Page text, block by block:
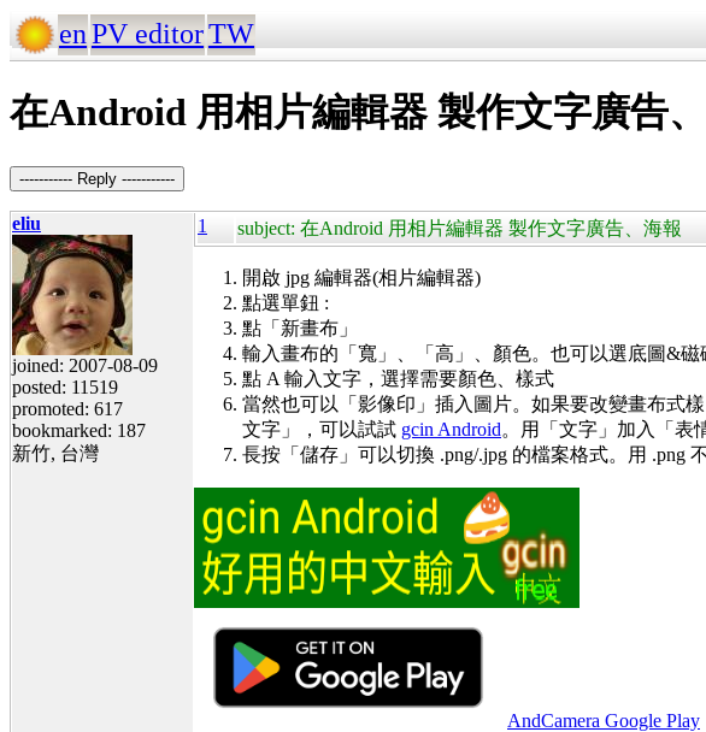
enPV editorTW
在Android 用相片編輯器 製作文字廣告
----------- Reply -----------
eliu
joined: 2007-08-09
posted: 11519
promoted: 617
bookmarked: 187
新竹, 台灣
1 subject: 在Android 用相片編輯器 製作文字廣告、海報
開啟 jpg 編輯器(相片編輯器)
點選單鈕 :
點「新畫布」
輸入畫布的「寬」、「高」、顏色。也可以選底圖&磁
點 A 輸入文字，選擇需要顏色、樣式
當然也可以「影像印」插入圖片。如果要改變畫布式
文字」，可以試試 gcin Android。用「文字」加入「表
長按「儲存」可以切換 .png/.jpg 的檔案格式。用 .png
AndCamera Google Play